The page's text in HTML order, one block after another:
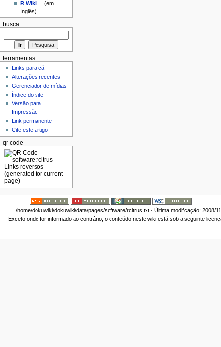
R Wiki
(em
Inglês).
busca
ferramentas
Links para cá
Alterações recentes
Gerenciador de mídias
Índice do site
Versão para
Impressão
Link permanente
Cite este artigo
qr code
/home/dokuwiki/dokuwiki/data/pages/software/rcitrus.txt· Última modificação: 2008/
Exceto onde for informado ao contrário, o conteúdo neste wiki está sob a seguinte